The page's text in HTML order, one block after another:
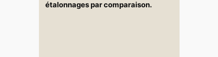
étalonnages par comparaison.